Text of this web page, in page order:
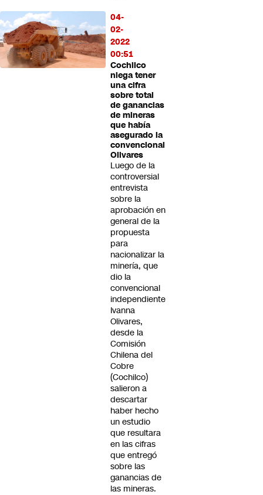
04-
02-
2022
00:51
Cochilco
niega tener
una cifra
sobre total
de ganancias
de mineras
que había
asegurado la
convencional
Olivares
Luego de la
controversial
entrevista
sobre la
aprobación en
general de la
propuesta
para
nacionalizar la
minería, que
dio la
convencional
independiente
Ivanna
Olivares,
desde la
Comisión
Chilena del
Cobre
(Cochilco)
salieron a
descartar
haber hecho
un estudio
que resultara
en las cifras
que entregó
sobre las
ganancias de
las mineras.